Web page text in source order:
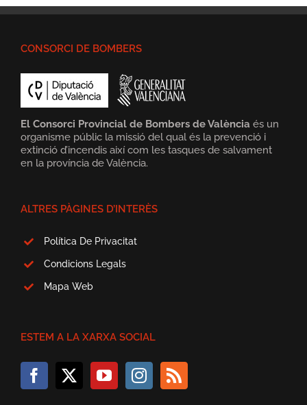
CONSORCI DE BOMBERS
El Consorci Provincial de Bombers de València és un
organisme públic la missió del qual és la prevenció i
extinció d’incendis així com les tasques de salvament
en la província de València.
ALTRES PÀGINES D’INTERÈS
Política De Privacitat
Condicions Legals
Mapa Web
ESTEM A LA XARXA SOCIAL